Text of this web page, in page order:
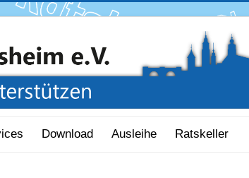
Download Ausleihe Ratskeller